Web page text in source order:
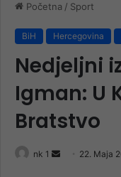
Početna / Sport
BiH Hercegovina
Nedjeljni
Igman: U
Bratstvo
nk 1
Send 22. Maja